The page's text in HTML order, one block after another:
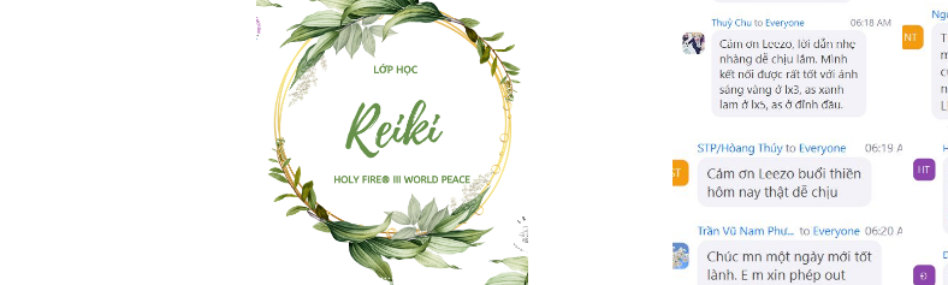
.............................................